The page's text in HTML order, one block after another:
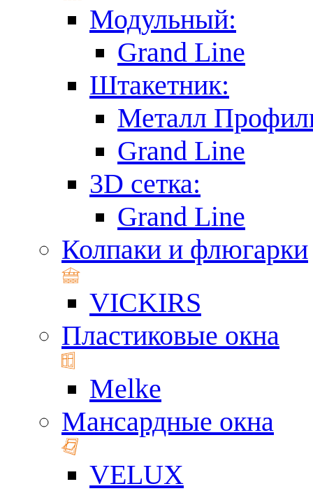
Модульный:
Grand Line
Штакетник:
Металл
Grand Line
3D сетка:
Grand Line
Колпаки и флюгарки
VICKIRS
Пластиковые окна
Melke
Мансардные окна
VELUX